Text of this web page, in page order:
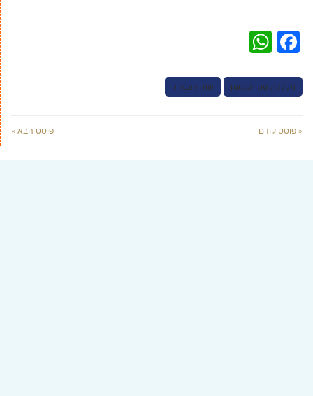
Facebook
מכללת סמי שמעון שוק העבודה
« פוסט קודם פוסט הבא »